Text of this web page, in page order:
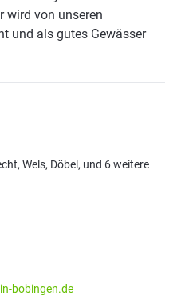
wird von unseren
und als gutes Gewässer
Wels, Döbel, und 6 weitere
bobingen.de